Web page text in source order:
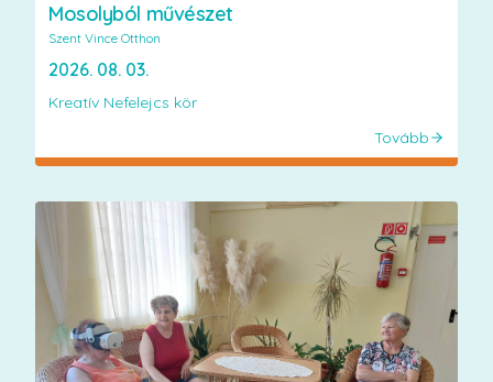
Mosolyból művészet
Szent Vince Otthon
2026. 08. 03.
Kreatív Nefelejcs kör
Tovább